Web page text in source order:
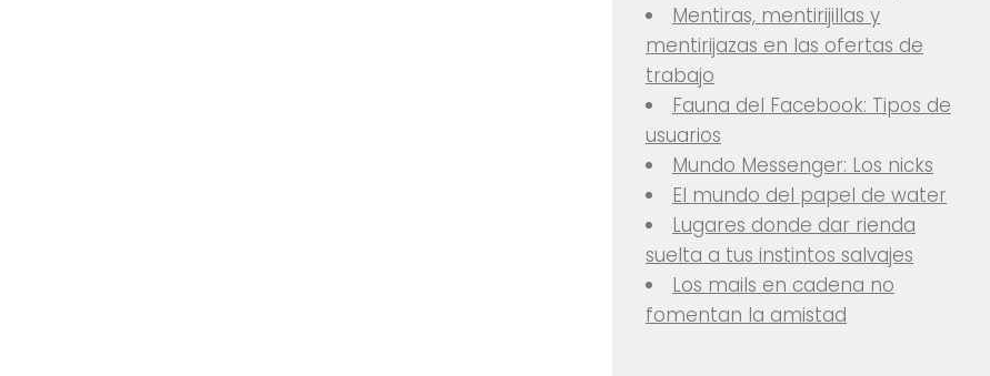
Mentiras, mentirijillas y
mentirijazas en las ofertas de
trabajo
Fauna del Facebook: Tipos de
usuarios
Mundo Messenger: Los nicks
El mundo del papel de water
Lugares donde dar rienda
suelta a tus instintos salvajes
Los mails en cadena no
fomentan la amistad